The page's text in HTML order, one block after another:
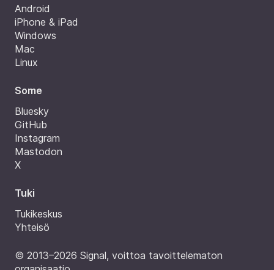
Android
iPhone & iPad
Windows
Mac
Linux
Some
Bluesky
GitHub
Instagram
Mastodon
X
Tuki
Tukikeskus
Yhteisö
© 2013–2026 Signal, voittoa tavoittelematon